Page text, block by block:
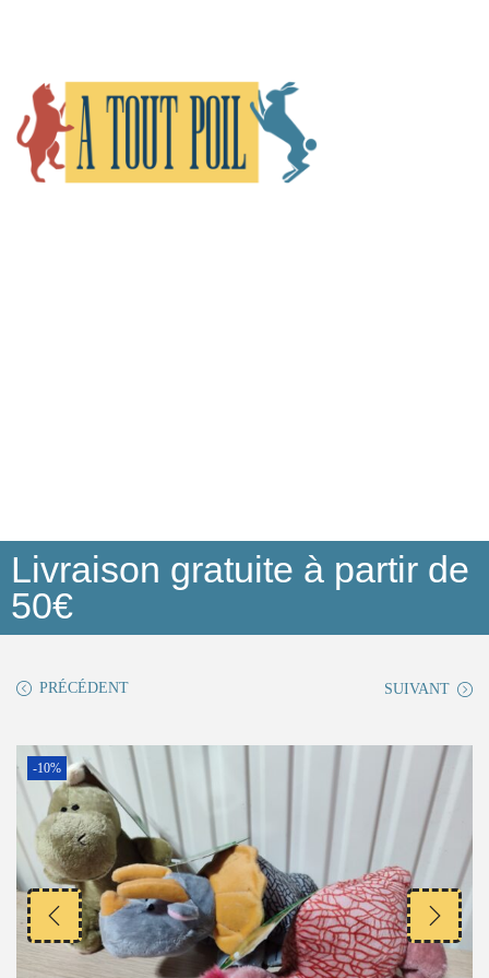
Livraison gratuite à partir de
50€
PRÉCÉDENT SUIVANT
-10%